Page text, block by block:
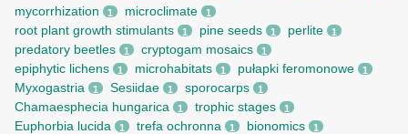
mycorrhization 1 microclimate 1
root рlant growth stimulants 1 pine seeds 1 perlite 1
predatory beetles 1 cryptogam mosaics 1
epiphytic lichens 1 microhabitats 1 pułapki feromonowe 1
Myxogastria 1 Sesiidae 1 sporocarps 1
Chamaesphecia hungarica 1 trophic stages 1
Euphorbia lucida 1 trefa ochronna 1 bionomics 1